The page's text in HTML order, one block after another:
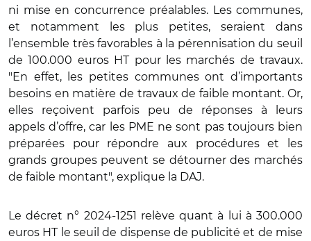
ni mise en concurrence préalables. Les communes,
et notamment les plus petites, seraient dans
l’ensemble très favorables à la pérennisation du seuil
de 100.000 euros HT pour les marchés de travaux.
"En effet, les petites communes ont d’importants
besoins en matière de travaux de faible montant. Or,
elles reçoivent parfois peu de réponses à leurs
appels d’offre, car les PME ne sont pas toujours bien
préparées pour répondre aux procédures et les
grands groupes peuvent se détourner des marchés
de faible montant", explique la DAJ.
Le décret n° 2024-1251 relève quant à lui à 300.000
euros HT le seuil de dispense de publicité et de mise